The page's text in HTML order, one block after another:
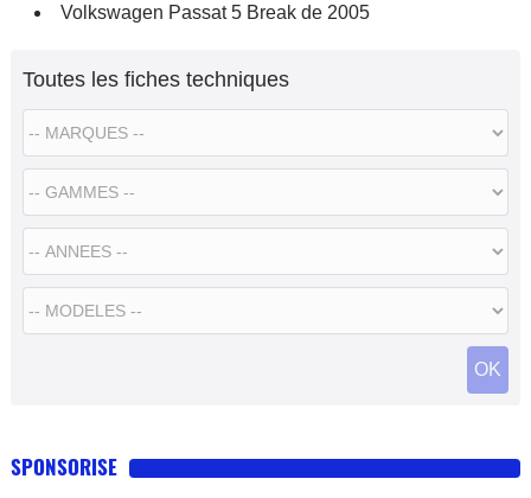
Volkswagen Passat 5 Break de 2005
Toutes les fiches techniques
SPONSORISE